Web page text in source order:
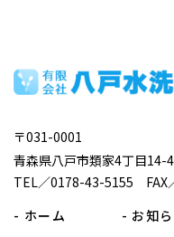
〒031-0001
青森県八戸市類家4丁目14-4
TEL／0178-43-5155 FAX
- ホーム
- お知